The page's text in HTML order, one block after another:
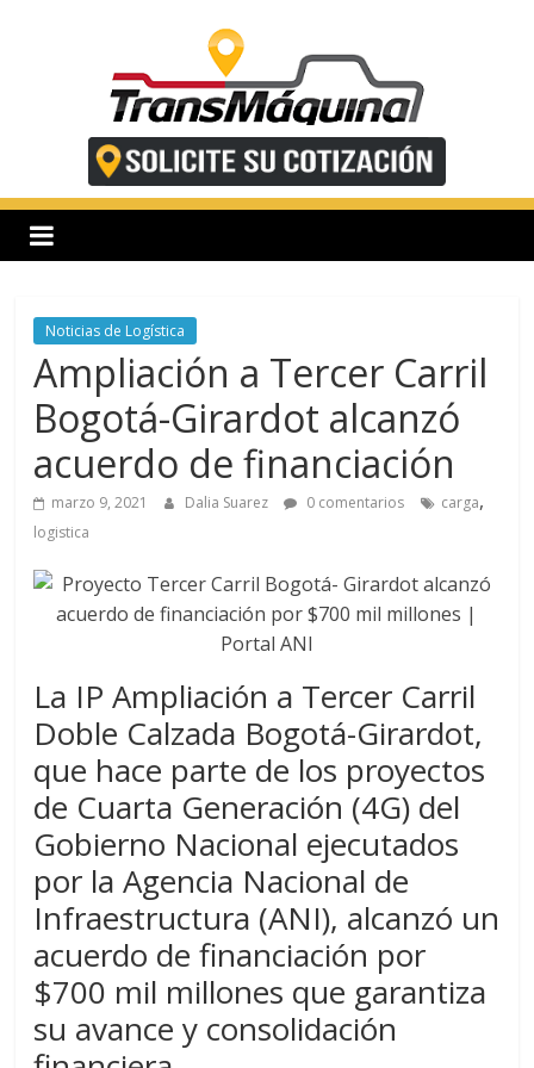
r
n
s
m
a
u
n
a
–
T
Noticias de Logística
Ampliación a Tercer Carril
Bogotá-Girardot alcanzó
acuerdo de financiación
marzo 9, 2021 Dalia Suarez 0 comentarios carga,
logistica
La IP Ampliación a Tercer Carril
Doble Calzada Bogotá-Girardot,
que hace parte de los proyectos
de Cuarta Generación (4G) del
Gobierno Nacional ejecutados
por la Agencia Nacional de
Infraestructura (ANI), alcanzó un
acuerdo de financiación por
$700 mil millones que garantiza
su avance y consolidación